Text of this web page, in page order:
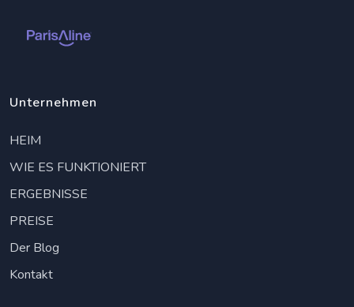
Unternehmen
HEIM
WIE ES FUNKTIONIERT
ERGEBNISSE
PREISE
Der Blog
Kontakt